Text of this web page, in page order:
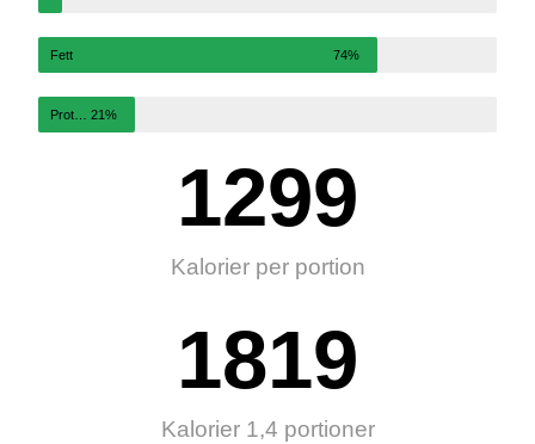
Fett 74%
21%
1299
Kalorier per portion
1819
Kalorier 1,4 portioner